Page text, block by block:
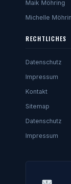
Maik Möhring
Michelle
RECHTLICHES
Datenschutz
Impressum
Kontakt
Sitemap
Datenschutz
Impressum